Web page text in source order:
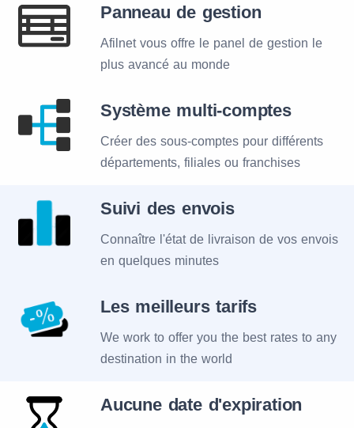
Panneau de gestion
Afilnet vous offre le panel de gestion le
plus avancé au monde
Système multi-comptes
Créer des sous-comptes pour différents
départements, filiales ou franchises
Suivi des envois
Connaître l'état de livraison de vos envois
en quelques minutes
Les meilleurs tarifs
We work to offer you the best rates to any
destination in the world
Aucune date d'expiration